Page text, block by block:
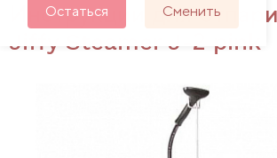
Остаться Сменить
Инструкции для
Jiffy Steamer J-2 pink